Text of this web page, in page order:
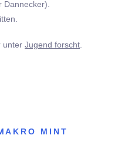
unter Jugend forscht.
MINT